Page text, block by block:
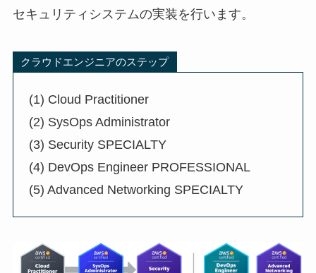
セキュリティシステムの実装を行います。
クラウドエンジニアのステップ
(1) Cloud Practitioner
(2) SysOps Administrator
(3) Security SPECIALTY
(4) DevOps Engineer PROFESSIONAL
(5) Advanced Networking SPECIALTY